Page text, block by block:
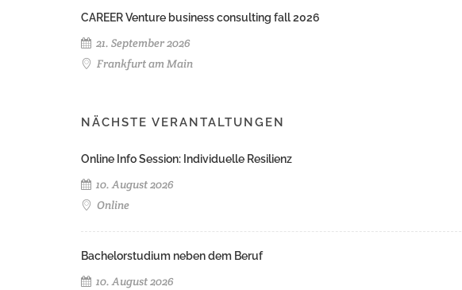
CAREER Venture business consulting fall 2026
21. September 2026
Frankfurt am Main
NÄCHSTE VERANTALTUNGEN
Online Info Session: Individuelle Resilienz
10. August 2026
Online
Bachelorstudium neben dem Beruf
10. August 2026